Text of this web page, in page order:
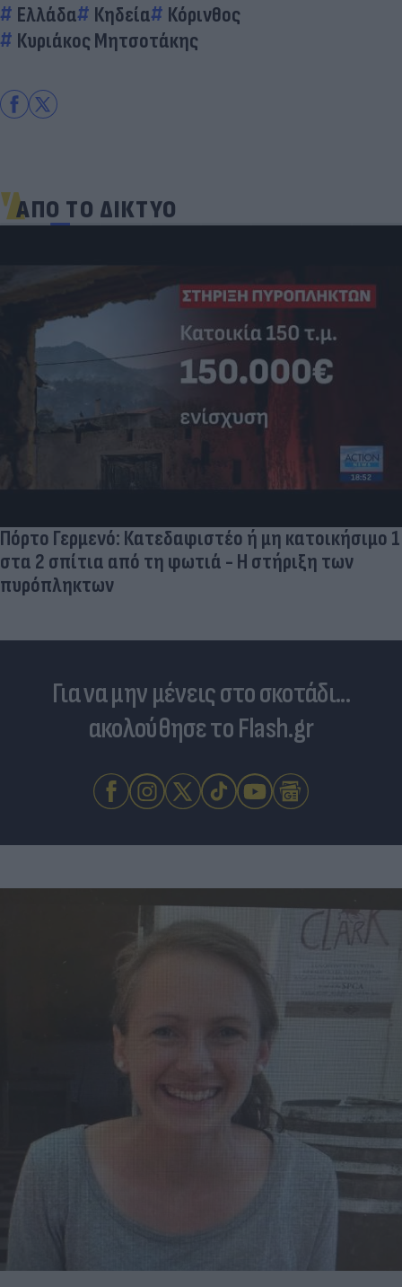
Ελλάδα Κηδεία
Κόρινθος
Κυριάκος Μητσοτάκης
ΑΠΟ ΤΟ ΔΙΚΤΥΟ
Πόρτο Γερμενό: Κατεδαφιστέο ή μη κατοικήσιμο 1
στα 2 σπίτια από τη φωτιά - Η στήριξη των
πυρόπληκτων
Για να μην μένεις στο σκοτάδι...
ακολούθησε το Flash.gr